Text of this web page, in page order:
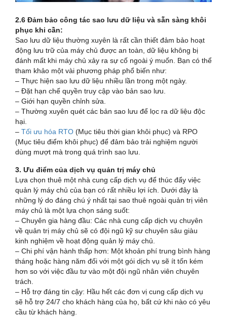
2.6 Đảm bảo công tác sao lưu dữ liệu và sẵn sàng khôi
phục khi cần:
Sao lưu dữ liệu thường xuyên là rất cần thiết đảm bảo hoạt
động lưu trữ của máy chủ được an toàn, dữ liệu không bị
đánh mất khi máy chủ xảy ra sự cố ngoài ý muốn. Bạn có thể
tham khảo một vài phương pháp phổ biến như:
– Thực hiện sao lưu dữ liệu nhiều lần trong một ngày.
– Đặt hạn chế quyền truy cập vào bản sao lưu.
– Giới hạn quyền chỉnh sửa.
– Thường xuyên quét các bản sao lưu để lọc ra dữ liệu độc
hại.
– Tối ưu hóa RTO (Mục tiêu thời gian khôi phục) và RPO
(Mục tiêu điểm khôi phục) để đảm bảo trải nghiệm người
dùng mượt mà trong quá trình sao lưu.
3. Ưu điểm của dịch vụ quản trị máy chủ
Lựa chọn thuê một nhà cung cấp dịch vụ để thúc đẩy việc
quản lý máy chủ của bạn có rất nhiều lợi ích. Dưới đây là
những lý do đáng chú ý nhất tại sao thuê ngoài quản trị viên
máy chủ là một lựa chọn sáng suốt:
– Chuyên gia hàng đầu: Các nhà cung cấp dịch vụ chuyên
về quản trị máy chủ sẽ có đội ngũ kỹ sư chuyên sâu giàu
kinh nghiệm về hoạt động quản lý máy chủ.
– Chi phí vận hành thấp hơn: Một khoản phí trung bình hàng
tháng hoặc hàng năm đối với một gói dịch vụ sẽ ít tốn kém
hơn so với việc đầu tư vào một đội ngũ nhân viên chuyên
trách.
– Hỗ trợ đáng tin cậy: Hầu hết các đơn vị cung cấp dịch vụ
sẽ hỗ trợ 24/7 cho khách hàng của họ, bất cứ khi nào có yêu
cầu từ khách hàng.